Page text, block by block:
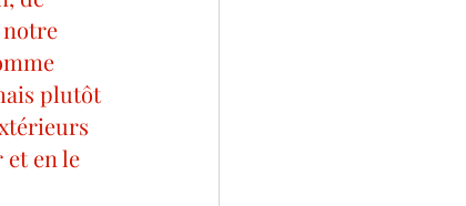
notre
plutôt
et en le